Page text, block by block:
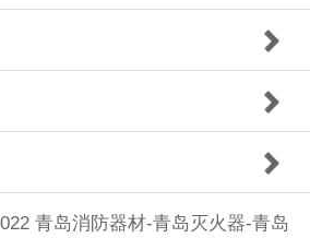
青岛消防器材-青岛灭火器-青岛